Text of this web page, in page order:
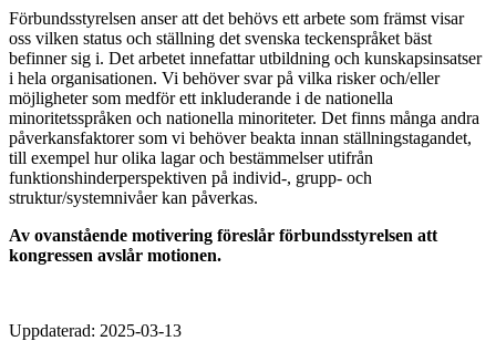
Förbundsstyrelsen anser att det behövs ett arbete som främst visar
oss vilken status och ställning det svenska teckenspråket bäst
befinner sig i. Det arbetet innefattar utbildning och kunskapsinsatser
i hela organisationen. Vi behöver svar på vilka risker och/eller
möjligheter som medför ett inkluderande i de nationella
minoritetsspråken och nationella minoriteter. Det finns många andra
påverkansfaktorer som vi behöver beakta innan ställningstagandet,
till exempel hur olika lagar och bestämmelser utifrån
funktionshinderperspektiven på individ-, grupp- och
struktur/systemnivåer kan påverkas.
Av ovanstående motivering föreslår förbundsstyrelsen att
kongressen avslår motionen.
Uppdaterad: 2025-03-13